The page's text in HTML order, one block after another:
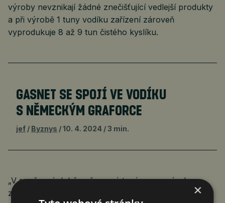
výroby nevznikají žádné znečišťující vedlejší produkty
a při výrobě 1 tuny vodíku zařízení zároveň
vyprodukuje 8 až 9 tun čistého kyslíku.
GASNET SE SPOJÍ VE VODÍKU
S NĚMECKÝM GRAFORCE
jef Byznys 10. 4. 2024 3 min.
„V současné době naše nová továrna na výrobu
zeleného vodíku snižuje zátěž životního prostředí×